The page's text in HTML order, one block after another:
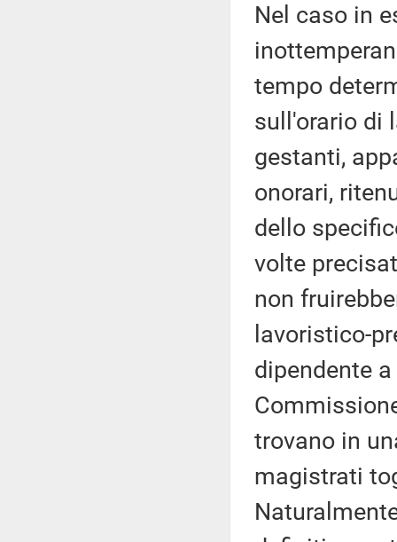
Nel caso in
tempo
sull'orario di
gestanti,
onorari,
dello
volte
non
lavoristico-
dipendente
trovano in
magistrati